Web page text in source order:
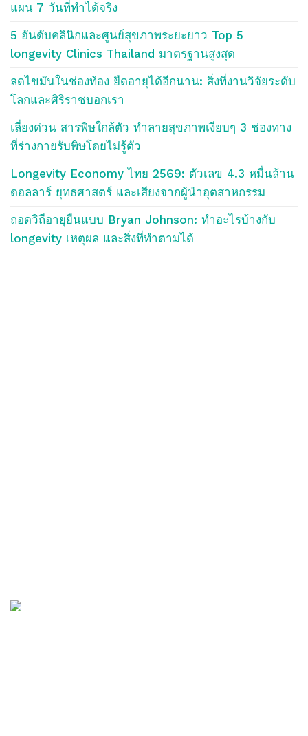
แผน 7 วันที่ทำได้จริง
5 อันดับคลินิกและศูนย์สุขภาพระยะยาว Top 5
longevity Clinics Thailand มาตรฐานสูงสุด
ลดไขมันในช่องท้อง ยืดอายุได้อีกนาน: สิ่งที่งานวิจัยระดับ
โลกและศิริราชบอกเรา
เลี่ยงด่วน สารพิษใกล้ตัว ทำลายสุขภาพเงียบๆ 3 ช่องทาง
ที่ร่างกายรับพิษโดยไม่รู้ตัว
Longevity Economy ไทย 2569: ตัวเลข 4.3 หมื่นล้าน
ดอลลาร์ ยุทธศาสตร์ และเสียงจากผู้นำอุตสาหกรรม
ถอดวิถีอายุยืนแบบ Bryan Johnson: ทำอะไรบ้างกับ
longevity เหตุผล และสิ่งที่ทำตามได้